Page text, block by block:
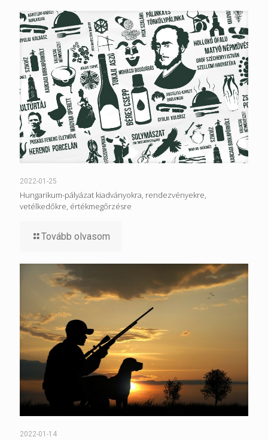
2022-01-25
Hungarikum-pályázat kiadványokra, rendezvényekre,
vetélkedőkre, értékmegőrzésre
Tovább olvasom
2022-01-14